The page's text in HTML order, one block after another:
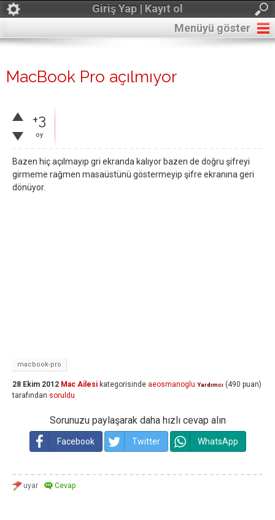
Giriş Yap | Kayıt ol
Menüyü göster
MacBook Pro açılmıyor
+3
oy
Bazen hiç açılmayıp gri ekranda kalıyor bazen de doğru şifreyi
girmeme rağmen masaüstünü göstermeyip şifre ekranına geri
dönüyor.
macbook-pro
28 Ekim 2012 Mac Ailesi kategorisinde aeosmanoglu Yardımcı (490 puan)
tarafından soruldu
Sorunuzu paylaşarak daha hızlı cevap alın
Facebook Twitter WhatsApp